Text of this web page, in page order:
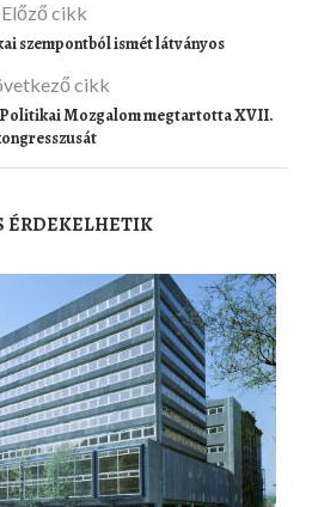
Előző cikk
szempontból ismét látványos
cikk
Mozgalom megtartotta XVII.
ÉRDEKELHETIK